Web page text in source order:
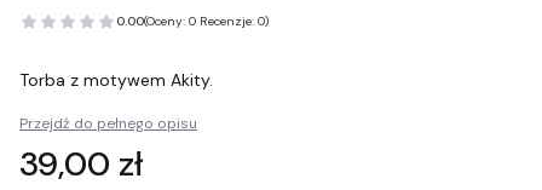
0.00(Oceny: 0 Recenzje: 0)
Torba z motywem Akity.
Przejdź do pełnego opisu
Cena
39,00 zł